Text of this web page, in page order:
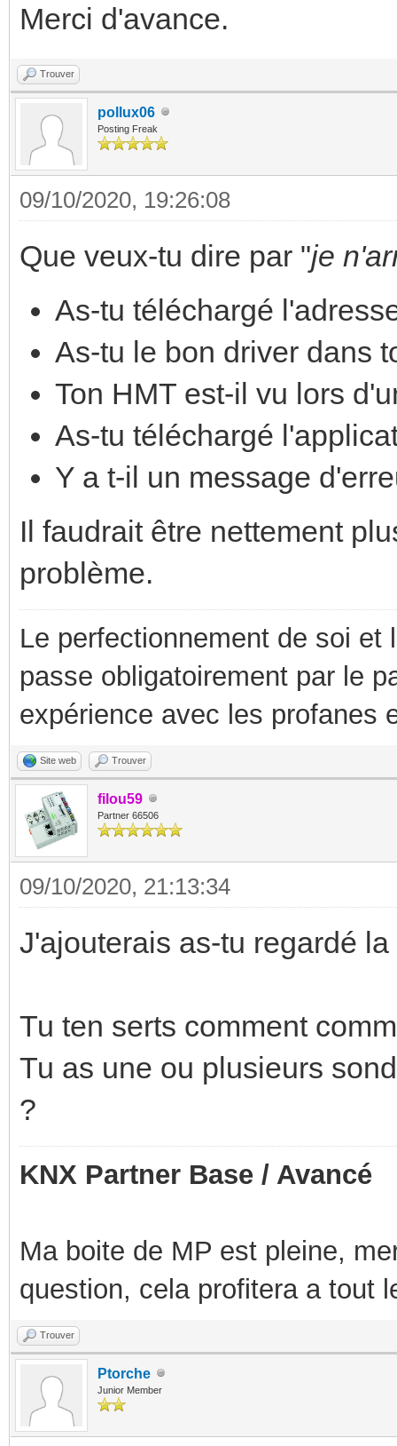
Merci d'avance.
Trouver
pollux06
Posting Freak
09/10/2020, 19:26:08
Que veux-tu dire par "je
As-tu téléchargé
As-tu le bon driver dans
Ton HMT est-il vu lors
As-tu téléchargé
Y a t-il un message
Il faudrait être nettement
problème.
Le perfectionnement de soi
passe obligatoirement par le
expérience avec les profanes
Site web Trouver
filou59
Partner 66506
09/10/2020, 21:13:34
J'ajouterais as-tu regardé
Tu ten serts comment
Tu as une ou plusieurs
?
KNX Partner Base / Avancé
Ma boite de MP est pleine,
question, cela profitera a tout
Trouver
Ptorche
Junior Member